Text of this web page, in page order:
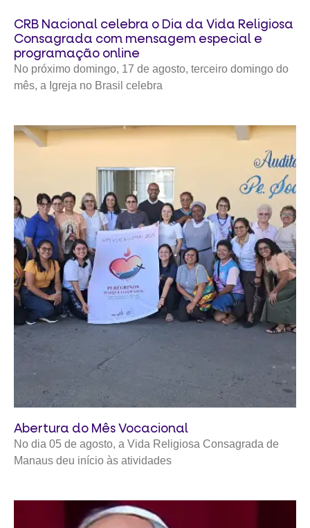
CRB Nacional celebra o Dia da Vida Religiosa
Consagrada com mensagem especial e
programação online
No próximo domingo, 17 de agosto, terceiro domingo do
mês, a Igreja no Brasil celebra
Abertura do Mês Vocacional
No dia 05 de agosto, a Vida Religiosa Consagrada de
Manaus deu início às atividades